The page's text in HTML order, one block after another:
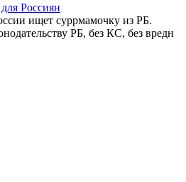
Россиян
ищет суррмамочку из РБ.
РБ, без КС, без вредн